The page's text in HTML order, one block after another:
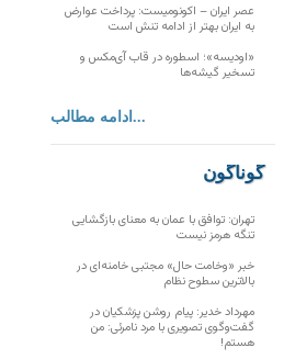
عصر ایران – اکونومیست: پرداخت عوارض
به ایران بهتر از ادامه تنش است
«اودیسه»؛ اسطوره در قاب آی‌مکس و
تسخیر گیشه‌ها
ادامه مطالب...
گوناگون
تهران: توافق با عمان به معنای بازگشایی
تنگه هرمز نیست
خبر «وخامت حال» مجتبی خامنه‌ای در
بالاترین سطوح نظام
مهرداد خدیر: پیام روشن پزشکیان در
گفت‌و‌گوی تصویری با مرد نامرئی: من
هستم!